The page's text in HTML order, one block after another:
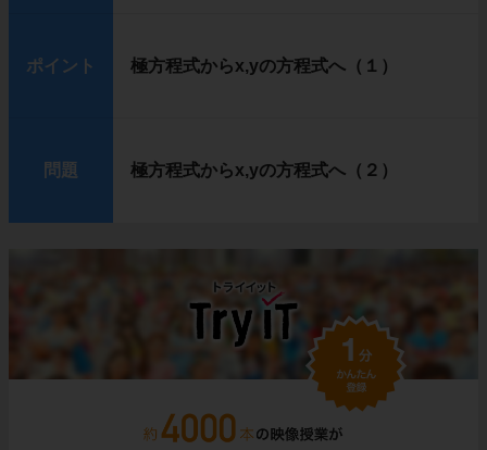
ポイント 極方程式からx,yの方程式へ（１）
問題 極方程式からx,yの方程式へ（２）